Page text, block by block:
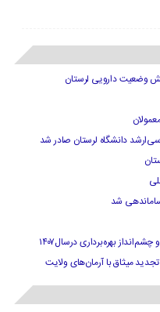
میثاق با آرمان‌های ولایت